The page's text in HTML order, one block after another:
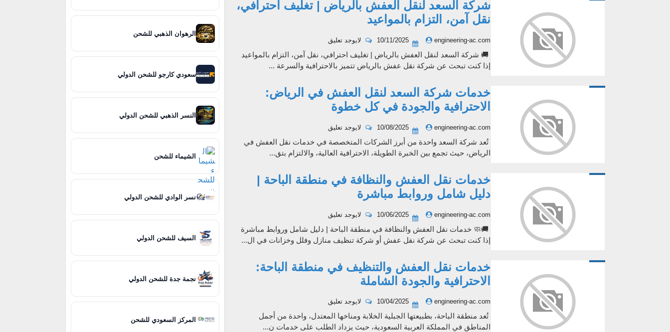
شركة السعد لنقل العفش بالرياض | تغليف احترافي،
نقل آمن، التزام بالمواعيد
engineering-ac.com
10/11/2025 لايوجد تعليق
🚚 شركة السعد لنقل العفش بالرياض | تغليف احترافي، نقل آمن، التزام بالمواعيد
إذا كنت تبحث عن شركة نقل عفش بالرياض تتميز بالاحترافية والسرعة ...
خدمات شركة السعد لنقل العفش في الرياض:
الاحترافية والجودة في كل خطوة
engineering-ac.com
10/08/2025 لايوجد تعليق
تُعد شركة السعد واحدة من أبرز الشركات المتخصصة في خدمات نقل العفش في
الرياض، حيث تجمع بين الخبرة الطويلة، الاحترافية العالية، والالتزام بتق...
خدمات نقل العفش والنظافة في منطقة الباحة |
دليل شامل وروابط مباشرة
engineering-ac.com
10/06/2025 لايوجد تعليق
🚚🧼 خدمات نقل العفش والنظافة في منطقة الباحة | دليل شامل وروابط مباشرة
إذا كنت تبحث عن شركة نقل عفش أو شركة تنظيف منازل وفلل وخزانات في ال...
خدمات نقل العفش والتنظيف في منطقة الباحة:
الاحترافية والجودة الشاملة
engineering-ac.com
10/04/2025 لايوجد تعليق
تُعد منطقة الباحة، بطبيعتها الجبلية الخلابة ومناخها المعتدل، واحدة من أجمل
المناطق في المملكة العربية السعودية، حيث يزداد الطلب على خدمات ن...
الرهوان الذهبي للشحن
سعودي كارجو للشحن الدولي
النسر الذهبي للشحن الدولي
الشيماء للشحن
نسر الوادي للشحن الدولي
السيف للشحن الدولي
نجمة جدة للشحن الدولي
المركز السعودي للشحن